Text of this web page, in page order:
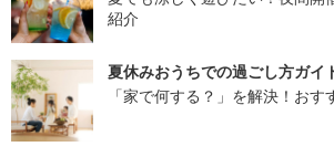
紹介
夏休みおうちでの過ごし方ガイ
「家で何する？」を解決！おす